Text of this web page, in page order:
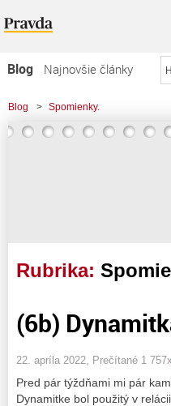
Blog
Najnovšie články
Najčítanejšie články
Najkomentovanejšie články
Blog > Spomienky.
Rubrika:
(6b)
22. apríla 2022, Prečítané 1
Pred pár týždňami mi pár
Dynamitke bol použitý v